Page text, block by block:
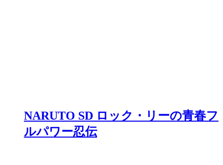
NARUTO SD ロック・リーの青春フ
ルパワー忍伝